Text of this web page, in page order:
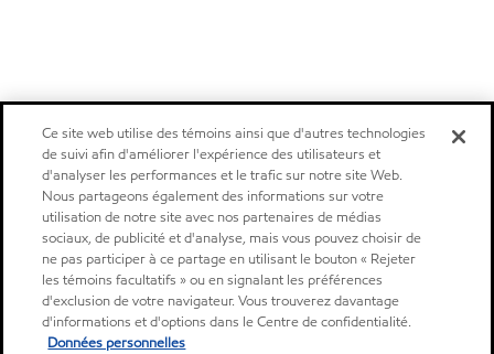
Ce site web utilise des témoins ainsi que d'autres technologies
de suivi afin d'améliorer l'expérience des utilisateurs et
d'analyser les performances et le trafic sur notre site Web.
Nous partageons également des informations sur votre
utilisation de notre site avec nos partenaires de médias
sociaux, de publicité et d'analyse, mais vous pouvez choisir de
ne pas participer à ce partage en utilisant le bouton « Rejeter
les témoins facultatifs » ou en signalant les préférences
d'exclusion de votre navigateur. Vous trouverez davantage
d'informations et d'options dans le Centre de confidentialité.
Données personnelles